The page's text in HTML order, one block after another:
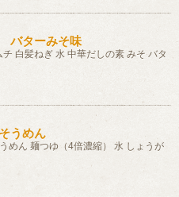
バターみそ味
白髪ねぎ 水 中華だしの素 みそ バタ
うめん
めん 麺つゆ（4倍濃縮） 水 しょうが